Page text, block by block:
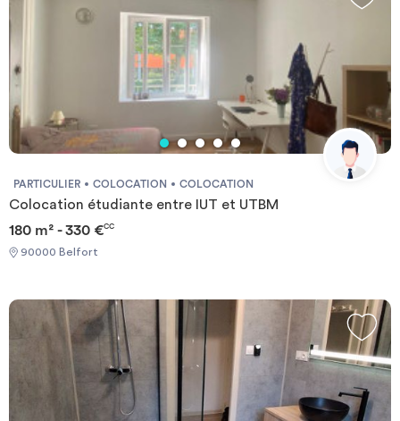
comme ALSTOM et GENERAL ELECTRIC. Nos résidents
disposent d’un parking privatif, de laveries à chaque étage et ont
la possibilité d’avoir accès à un service de location de linge (literie
et salle de bain), ainsi que d'un service ménage, s’ils le souhaitent.
Pour plus de simplicité à l'installation, nos locations sont toutes
charges comprises. (eau chaude et froide, chauffage, électricité,
internet fibre, entretien parties communes, parking privatif,
assurance de l’appartement). La Résidence EDISON est équipée
d’un contrôle d’accès vidéo et d’une vidéo surveillance des parties
communes, une permanence réception est assurée tous les
PARTICULIER COLOCATION COLOCATION
Colocation étudiante entre IUT et UTBM
180 m² - 330 €CC
90000 Belfort